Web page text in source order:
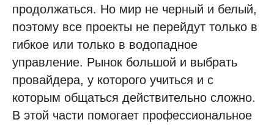
продолжаться. Но мир не черный и белый,
поэтому все проекты не перейдут только в
гибкое или только в водопадное
управление. Рынок большой и выбрать
провайдера, у которого учиться и с
которым общаться действительно сложно.
В этой части помогает профессиональное